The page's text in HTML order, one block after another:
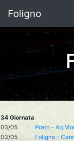
Foligno
34 Giornata
03/05
Prato -
03/05
Foligno -